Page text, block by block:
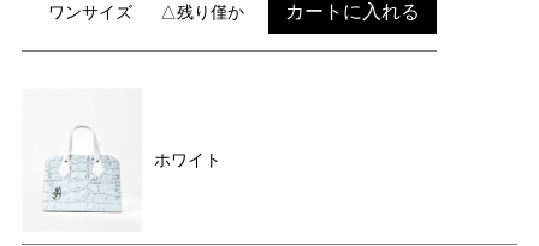
ワンサイズ △残り僅か カートに入れる
ホワイト